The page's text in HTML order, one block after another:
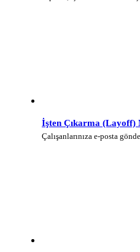
İşten Çıkarma
Çalışanlarınıza e-posta